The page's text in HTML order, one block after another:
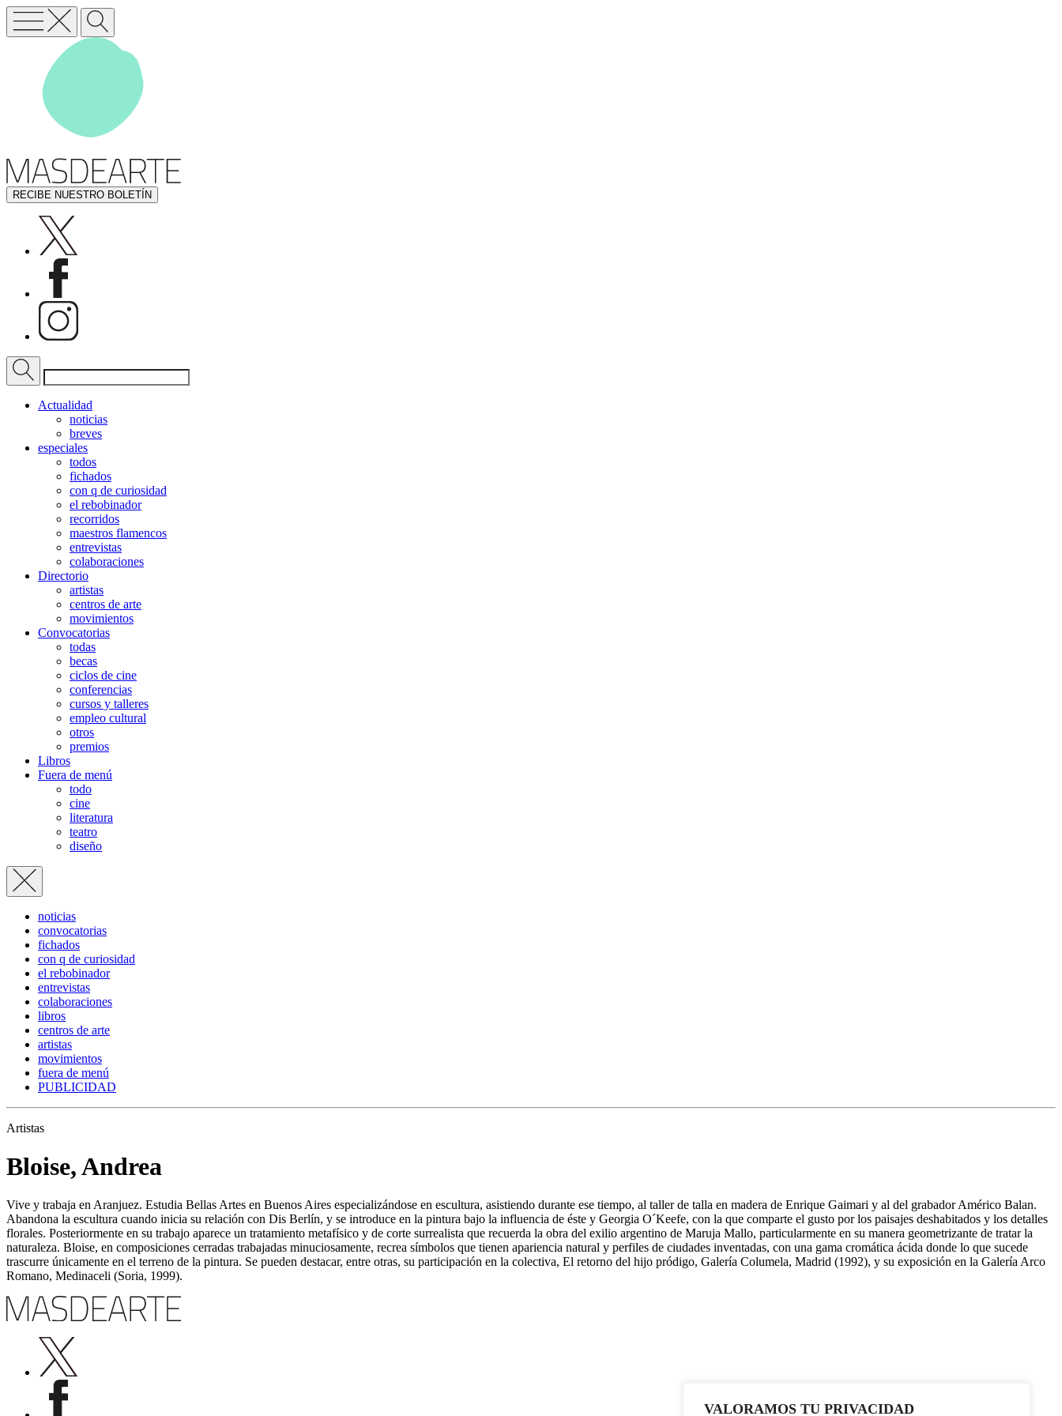
VALORAMOS TU PRIVACIDAD
RECIBE NUESTRO BOLETÍN
Actualidad
noticias
breves
especiales
todos
fichados
con q de curiosidad
el rebobinador
recorridos
maestros flamencos
entrevistas
colaboraciones
Directorio
artistas
centros de arte
movimientos
Convocatorias
todas
becas
ciclos de cine
conferencias
cursos y talleres
empleo cultural
otros
premios
Libros
Fuera de menú
todo
cine
literatura
teatro
diseño
noticias
convocatorias
fichados
con q de curiosidad
el rebobinador
entrevistas
colaboraciones
libros
centros de arte
artistas
movimientos
fuera de menú
PUBLICIDAD
Artistas
Bloise, Andrea
Vive y trabaja en Aranjuez. Estudia Bellas Artes en Buenos Aires especializándose en escultura, asistiendo durante ese tiempo, al taller de talla en madera de Enrique Gaimari y al del grabador Américo Balan.
Abandona la escultura cuando inicia su relación con Dis Berlín, y se introduce en la pintura bajo la influencia de éste y Georgia O´Keefe, con la que comparte el gusto por los paisajes deshabitados y los detalles
florales. Posteriormente en su trabajo aparece un tratamiento metafísico y de corte surrealista que recuerda la obra del exilio argentino de Maruja Mallo, particularmente en su manera geometrizante de tratar la
naturaleza. Bloise, en composiciones cerradas trabajadas minuciosamente, recrea símbolos que tienen apariencia natural y perfiles de ciudades inventadas, con una gama cromática ácida donde lo que sucede
trascurre únicamente en el terreno de la pintura. Se pueden destacar, entre otras, su participación en la colectiva, El retorno del hijo pródigo, Galería Columela, Madrid (1992), y su exposición en la Galería Arco
Romano, Medinaceli (Soria, 1999).